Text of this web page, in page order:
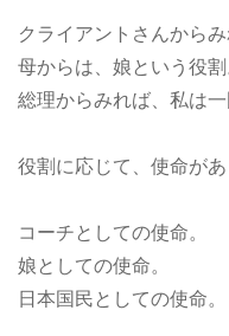
クライアントさんから
母からは、娘という役割
総理からみれば、私は一
役割に応じて、使命があ
コーチとしての使命。
娘としての使命。
日本国民としての使命。